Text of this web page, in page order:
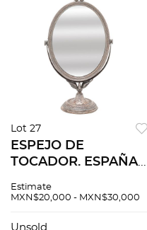
Lot 27
ESPEJO DE
TOCADOR. ESPAÑA,
luna oval. Sistema
con soporte a
Estimate
MXN$20,000 - MXN$30,000
Unsold